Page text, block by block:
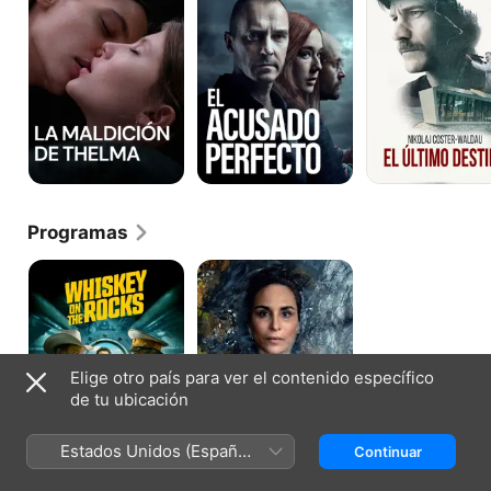
Thelma
Programas
Whiskey
the
Rocks
Veronika
Elige otro país para ver el contenido específico
de tu ubicación
Estados Unidos (Español
México)
Continuar